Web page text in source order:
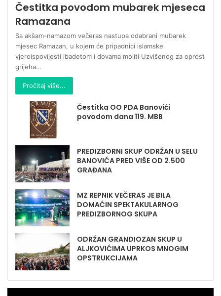
Čestitka povodom mubarek mjeseca
Ramazana
Sa akšam-namazom večeras nastupa odabrani mubarek
mjesec Ramazan, u kojem će pripadnici islamske
vjeroispovijesti ibadetom i dovama moliti Uzvišenog za oprost
grijeha…
Pročitaj više...
Čestitka OO PDA Banovići
povodom dana 119. MBB
PREDIZBORNI SKUP ODRŽAN U SELU
BANOVIĆA PRED VIŠE OD 2.500
GRAĐANA
MZ REPNIK VEČERAS JE BILA
DOMAĆIN SPEKTAKULARNOG
PREDIZBORNOG SKUPA
ODRŽAN GRANDIOZAN SKUP U
ALJKOVIĆIMA UPRKOS MNOGIM
OPSTRUKCIJAMA